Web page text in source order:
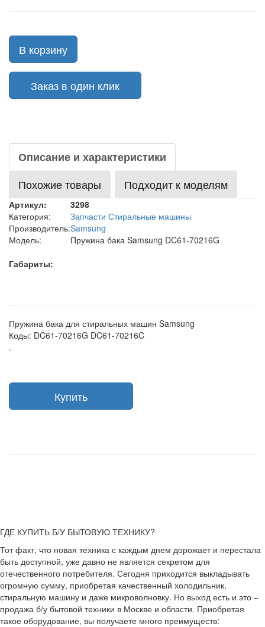
В корзину
Заказ в один клик
Описание и характеристики
Похожие товары
Подходит к моделям
Артикул:
3298
Категория:
Запчасти Стиральные машины
Производитель:Samsung
Модель:
Пружина бака Samsung DC61-70216G
Габариты:
Пружина бака для стиральных машин Samsung
Коды: DC61-70216G DC61-70216C
.
ГДЕ КУПИТЬ Б/У БЫТОВУЮ ТЕХНИКУ?
Тот факт, что новая техника с каждым днем дорожает и перестала
быть доступной, уже давно не является секретом для
отечественного потребителя. Сегодня приходится выкладывать
огромную сумму, приобретая качественный холодильник,
стиральную машину и даже микроволновку. Но выход есть и это –
продажа б/у бытовой техники в Москве и области. Приобретая
такое оборудование, вы получаете много преимуществ: